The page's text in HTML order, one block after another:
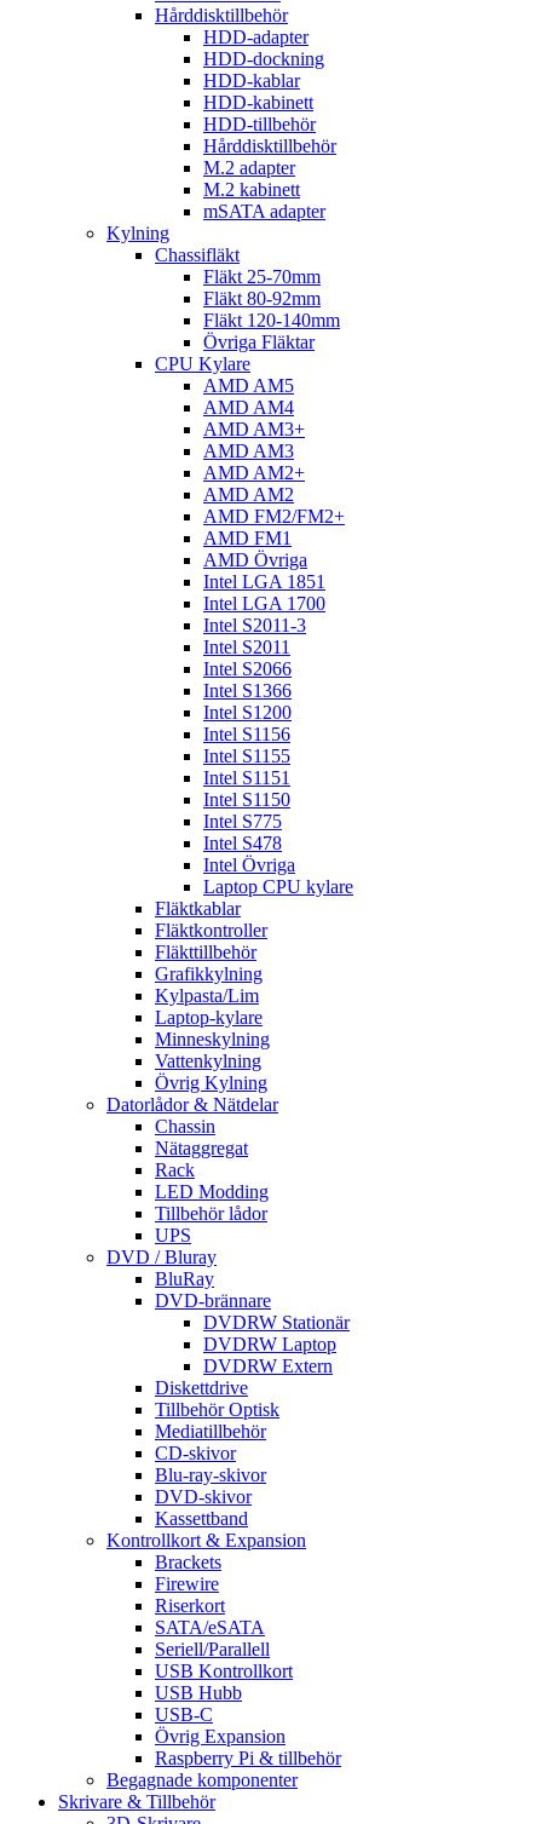
Hårddisktillbehör
HDD-adapter
HDD-dockning
HDD-kablar
HDD-kabinett
HDD-tillbehör
Hårddisktillbehör
M.2 adapter
M.2 kabinett
mSATA adapter
Kylning
Chassifläkt
Fläkt 25-70mm
Fläkt 80-92mm
Fläkt 120-140mm
Övriga Fläktar
CPU Kylare
AMD AM5
AMD AM4
AMD AM3+
AMD AM3
AMD AM2+
AMD AM2
AMD FM2/FM2+
AMD FM1
AMD Övriga
Intel LGA 1851
Intel LGA 1700
Intel S2011-3
Intel S2011
Intel S2066
Intel S1366
Intel S1200
Intel S1156
Intel S1155
Intel S1151
Intel S1150
Intel S775
Intel S478
Intel Övriga
Laptop CPU kylare
Fläktkablar
Fläktkontroller
Fläkttillbehör
Grafikkylning
Kylpasta/Lim
Laptop-kylare
Minneskylning
Vattenkylning
Övrig Kylning
Datorlådor & Nätdelar
Chassin
Nätaggregat
Rack
LED Modding
Tillbehör lådor
UPS
DVD / Bluray
BluRay
DVD-brännare
DVDRW Stationär
DVDRW Laptop
DVDRW Extern
Diskettdrive
Tillbehör Optisk
Mediatillbehör
CD-skivor
Blu-ray-skivor
DVD-skivor
Kassettband
Kontrollkort & Expansion
Brackets
Firewire
Riserkort
SATA/eSATA
Seriell/Parallell
USB Kontrollkort
USB Hubb
USB-C
Övrig Expansion
Raspberry Pi & tillbehör
Begagnade komponenter
Skrivare & Tillbehör